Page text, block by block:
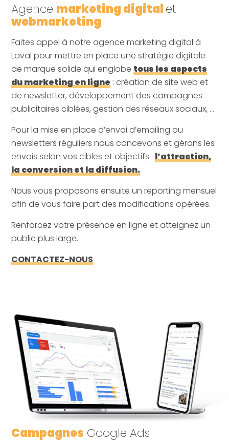
Agence marketing digitalet
webmarketing
Faites appel à notre agence marketing digital à
Laval pour mettre en place une stratégie digitale
de marque solide qui englobe tous les aspects
du marketing en ligne : création de site web et
de newsletter, développement des campagnes
publicitaires ciblées, gestion des réseaux sociaux, …
Pour la mise en place d’envoi d’emailing ou
newsletters réguliers nous concevons et gérons les
envois selon vos cibles et objectifs : l’attraction,
la conversion et la diffusion.
Nous vous proposons ensuite un reporting mensuel
afin de vous faire part des modifications opérées.
Renforcez votre présence en ligne et atteignez un
public plus large.
CONTACTEZ-NOUS
Campagnes Google Ads